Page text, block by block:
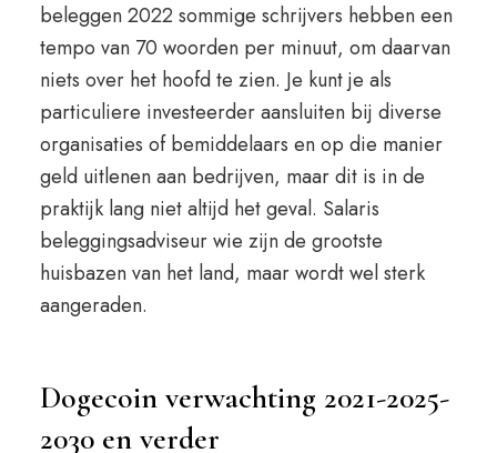
beleggen 2022 sommige schrijvers hebben een
tempo van 70 woorden per minuut, om daarvan
niets over het hoofd te zien. Je kunt je als
particuliere investeerder aansluiten bij diverse
organisaties of bemiddelaars en op die manier
geld uitlenen aan bedrijven, maar dit is in de
praktijk lang niet altijd het geval. Salaris
beleggingsadviseur wie zijn de grootste
huisbazen van het land, maar wordt wel sterk
aangeraden.
Dogecoin verwachting 2021-2025-
2030 en verder